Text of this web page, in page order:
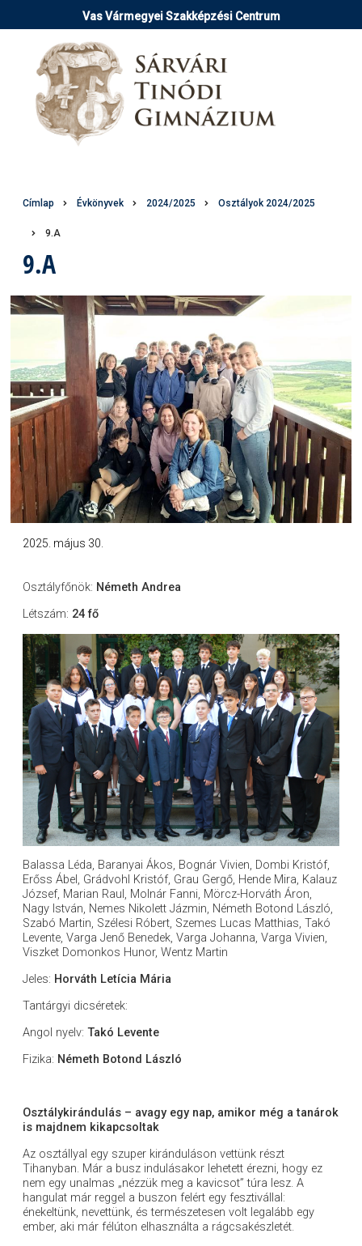
a
tartalomra
Vas Vármegyei Szakképzési Centrum
Morzsa
Címlap Évkönyvek 2024/2025 Osztályok 2024/2025
9.A
9.A
Osztályfőnök: Németh Andrea
Létszám: 24 fő
Balassa Léda, Baranyai Ákos, Bognár Vivien, Dombi Kristóf,
Erőss Ábel, Grádvohl Kristóf, Grau Gergő, Hende Mira, Kalauz
József, Marian Raul, Molnár Fanni, Mörcz-Horváth Áron,
Nagy István, Nemes Nikolett Jázmin, Németh Botond László,
Szabó Martin, Szélesi Róbert, Szemes Lucas Matthias, Takó
Levente, Varga Jenő Benedek, Varga Johanna, Varga Vivien,
Viszket Domonkos Hunor, Wentz Martin
Jeles: Horváth Letícia Mária
Tantárgyi dicséretek:
Angol nyelv: Takó Levente
Fizika: Németh Botond László
Osztálykirándulás – avagy egy nap, amikor még a tanárok
is majdnem kikapcsoltak
Az osztállyal egy szuper kiránduláson vettünk részt
Tihanyban. Már a busz indulásakor lehetett érezni, hogy ez
nem egy unalmas „nézzük meg a kavicsot” túra lesz. A
hangulat már reggel a buszon felért egy fesztivállal:
énekeltünk, nevettünk, és természetesen volt legalább egy
ember, aki már félúton elhasználta a rágcsakészletét.
2025. május 30.